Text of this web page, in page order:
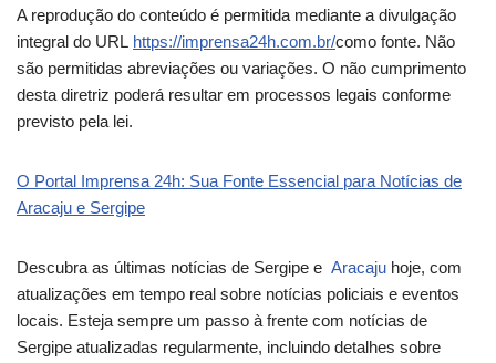
A reprodução do conteúdo é permitida mediante a divulgação
integral do URL https://imprensa24h.com.br/como fonte. Não
são permitidas abreviações ou variações. O não cumprimento
desta diretriz poderá resultar em processos legais conforme
previsto pela lei.
O Portal Imprensa 24h: Sua Fonte Essencial para Notícias de
Aracaju e Sergipe
Descubra as últimas notícias de Sergipe e Aracaju hoje, com
atualizações em tempo real sobre notícias policiais e eventos
locais. Esteja sempre um passo à frente com notícias de
Sergipe atualizadas regularmente, incluindo detalhes sobre